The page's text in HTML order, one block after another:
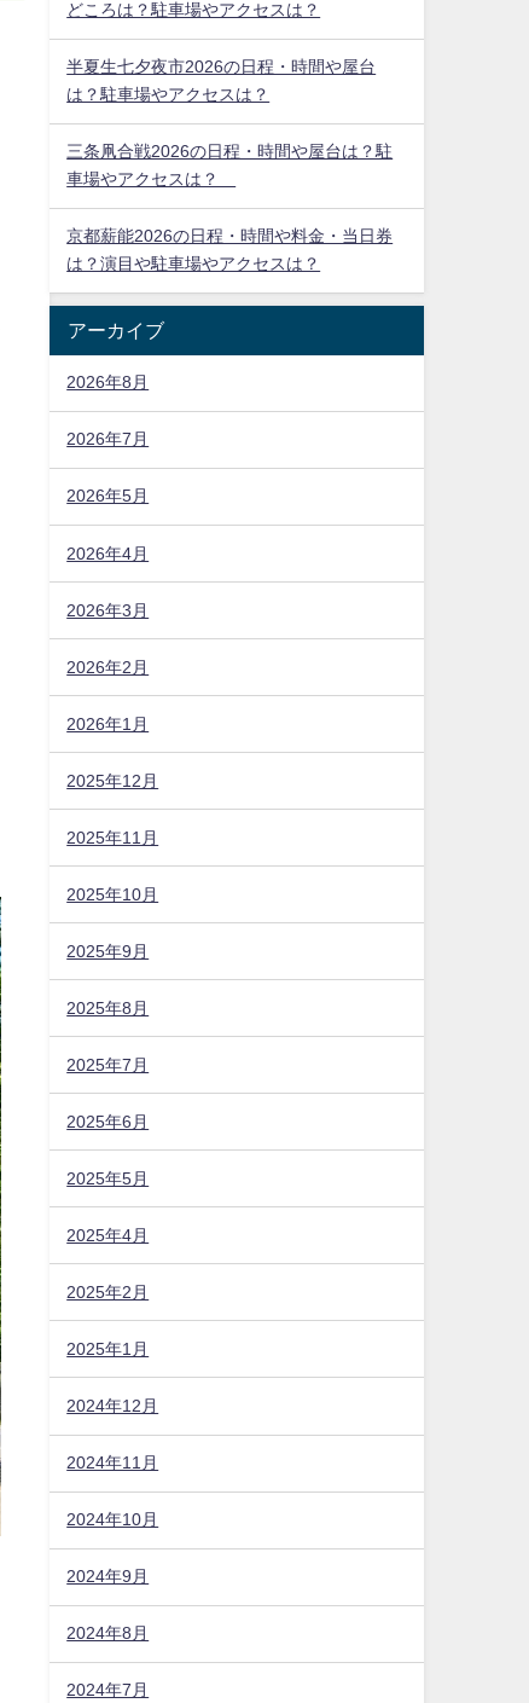
どころは？駐車場やアクセスは？
半夏生七夕夜市2026の日程・時間や屋台
は？駐車場やアクセスは？
三条凧合戦2026の日程・時間や屋台は？駐
車場やアクセスは？
京都薪能2026の日程・時間や料金・当日券
は？演目や駐車場やアクセスは？
アーカイブ
2026年8月
2026年7月
2026年5月
2026年4月
2026年3月
2026年2月
2026年1月
2025年12月
2025年11月
2025年10月
2025年9月
2025年8月
2025年7月
2025年6月
2025年5月
2025年4月
2025年2月
2025年1月
2024年12月
2024年11月
2024年10月
2024年9月
2024年8月
2024年7月